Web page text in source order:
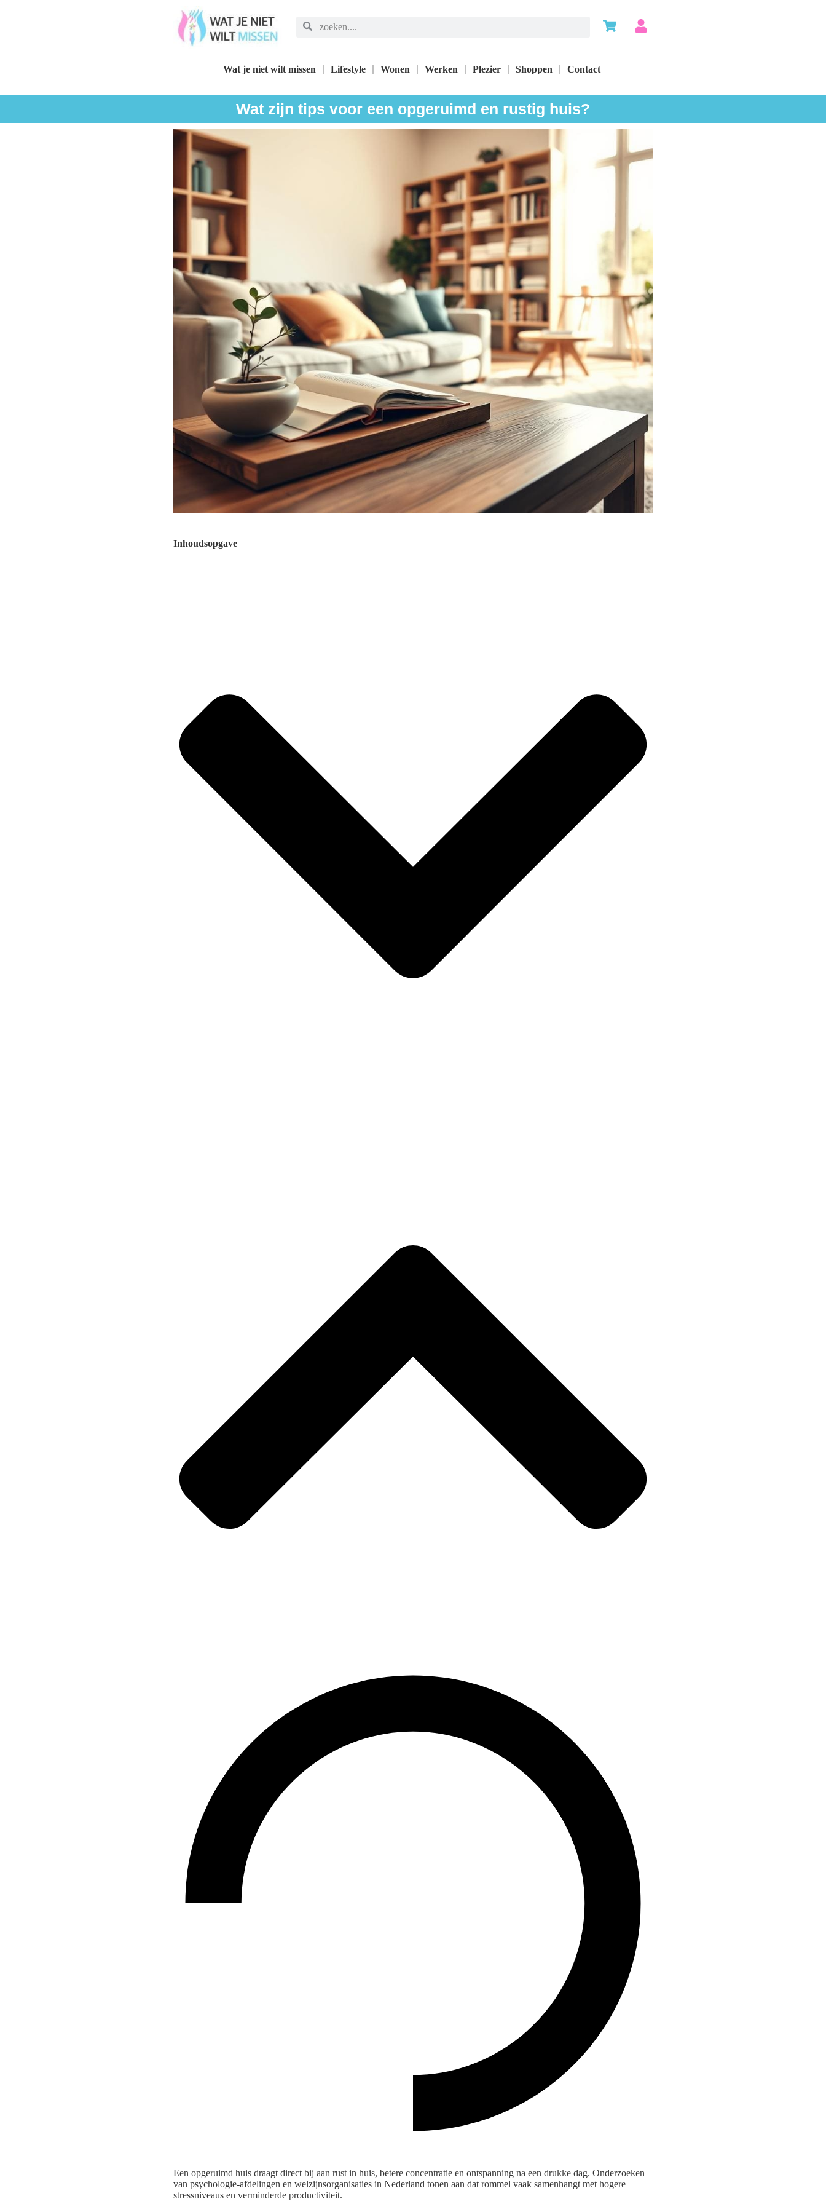
Wat je niet wilt missen Lifestyle Wonen Werken Plezier Shoppen Contact
Wat zijn tips voor een opgeruimd en rustig huis?
Inhoudsopgave
Een opgeruimd huis draagt direct bij aan rust in huis, betere concentratie en ontspanning na een drukke dag. Onderzoeken
van psychologie-afdelingen en welzijnsorganisaties in Nederland tonen aan dat rommel vaak samenhangt met hogere
stressniveaus en verminderde productiviteit.